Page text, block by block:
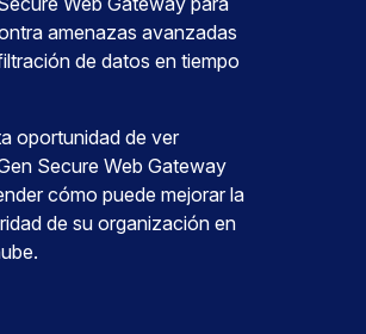
amenazas avanzadas
de datos en tiempo
oportunidad de ver
Secure Web Gateway
cómo puede mejorar la
de su organización en